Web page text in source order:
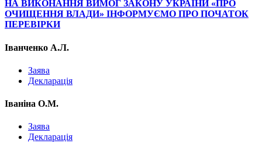
НА ВИКОНАННЯ ВИМОГ ЗАКОНУ УКРАЇНИ «ПРО
ОЧИЩЕННЯ ВЛАДИ» ІНФОРМУЄМО ПРО ПОЧАТОК
ПЕРЕВІРКИ
Іванченко А.Л.
Заява
Декларація
Іваніна О.М.
Заява
Декларація